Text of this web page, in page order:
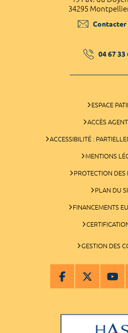
34295
Contacter
04 67 33
ESPACE
ACCÈS
ACCESSIBILITÉ :
MENTIONS
PROTECTION DES
PLAN DU
FINANCEMENTS
GESTION DES